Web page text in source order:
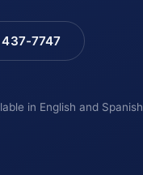
7747
in English and Spanish